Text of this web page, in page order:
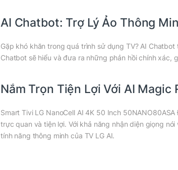
AI Chatbot: Trợ Lý Ảo Thông
Gặp khó khăn trong quá trình sử dụng TV? AI
Chatbot sẽ hiểu và đưa ra những phản hồi chính xác,
Nắm Trọn Tiện Lợi Với AI Magic
Smart Tivi LG NanoCell AI 4K 50 Inch
trực quan và tiện lợi. Với khả năng nhận diện giọng
tính năng thông minh của TV LG AI.